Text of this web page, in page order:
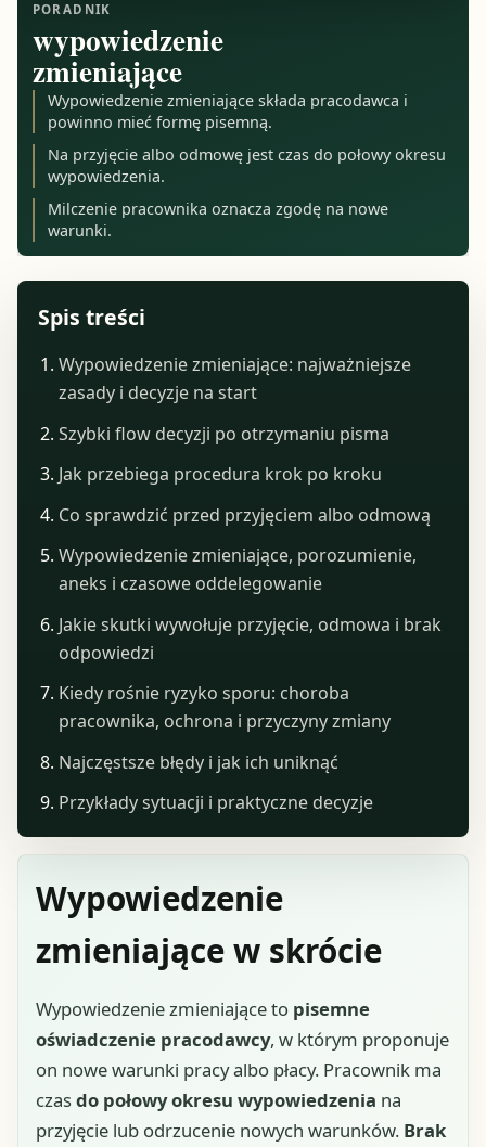
PORADNIK
wypowiedzenie
zmieniające
Wypowiedzenie zmieniające składa pracodawca i
powinno mieć formę pisemną.
Na przyjęcie albo odmowę jest czas do połowy okresu
wypowiedzenia.
Milczenie pracownika oznacza zgodę na nowe
warunki.
Wypowiedzenie
zmieniające w skrócie
Wypowiedzenie zmieniające to pisemne
oświadczenie pracodawcy, w którym proponuje
on nowe warunki pracy albo płacy. Pracownik ma
czasdo połowy okresu wypowiedzenia na
przyjęcie lub odrzucenie nowych warunków. Brak
Spis treści
Wypowiedzenie zmieniające: najważniejsze
zasady i decyzje na start
Szybki flow decyzji po otrzymaniu pisma
Jak przebiega procedura krok po kroku
Co sprawdzić przed przyjęciem albo odmową
Wypowiedzenie zmieniające, porozumienie,
aneks i czasowe oddelegowanie
Jakie skutki wywołuje przyjęcie, odmowa i brak
odpowiedzi
Kiedy rośnie ryzyko sporu: choroba
pracownika, ochrona i przyczyny zmiany
Najczęstsze błędy i jak ich uniknąć
Przykłady sytuacji i praktyczne decyzje